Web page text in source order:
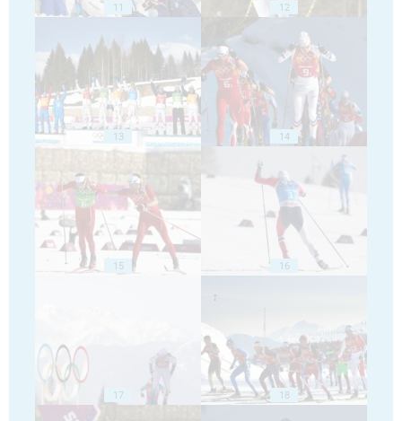
11 12
13 14
15 16
17 18